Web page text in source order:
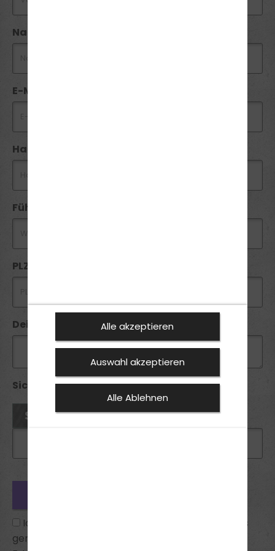
Nachname *
E-Mail *
Handynummer *
Führerschein
PLZ *
Deine Anfrage
Sicherheitsabfrage *:
Ich habe die
zur Kenntnis
genommen und bin mit ihnen einverstanden.
Alle akzeptieren
Auswahl akzeptieren
Alle Ablehnen